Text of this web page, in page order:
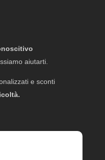
aiutarti.
e sconti